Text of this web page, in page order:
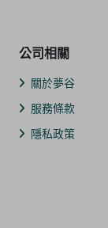
公司相關
關於夢谷
服務條款
隱私政策